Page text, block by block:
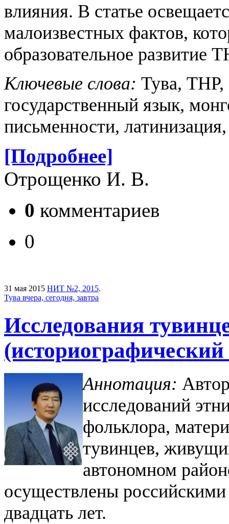
влияния. В статье
малоизвестных фактов,
образовательное развитие
Ключевые слова: Тува,
государственный язык,
письменности,
[Подробнее]
Отрощенко И. В.
0 комментариев
0
31 мая 2015 НИТ №2, 2015.
Тува вчера, сегодня, завтра
Исследования
(историографический
Аннотация:
исследований
фольклора,
тувинцев,
автономном
осуществлены российскими
двадцать лет.